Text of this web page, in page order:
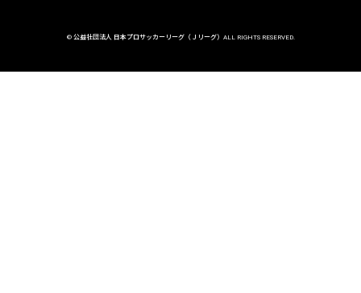
© 公益社団法人 日本プロサッカーリーグ（Ｊリーグ）ALL RIGHTS RESERVED.